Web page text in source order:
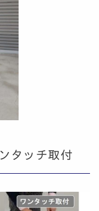
タッチ取付